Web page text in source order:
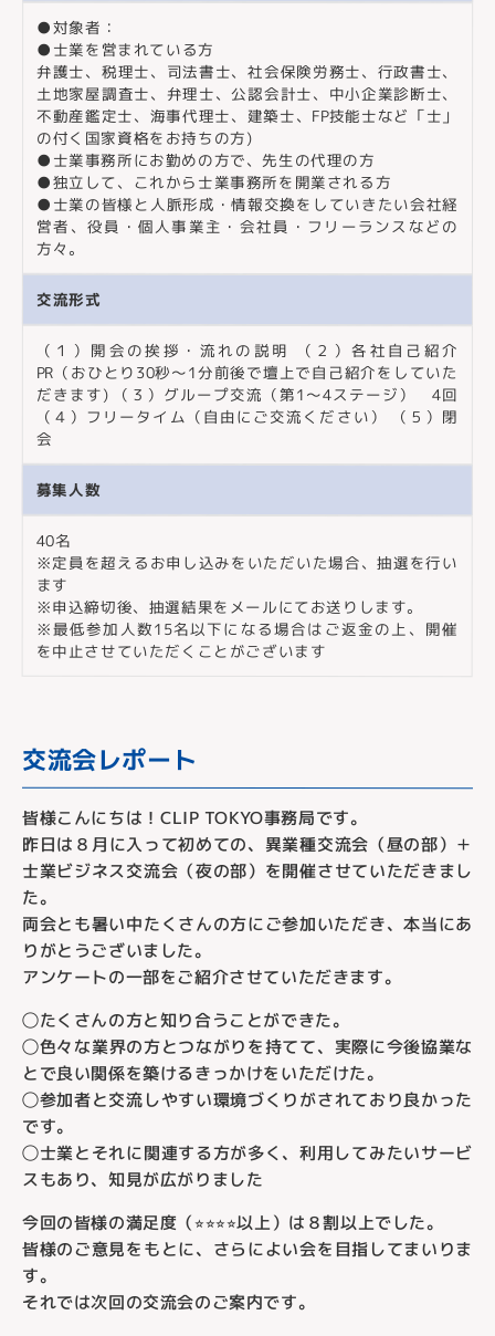
●対象者：
●士業を営まれている方
弁護士、税理士、司法書士、社会保険労務士、行政書士、
土地家屋調査士、弁理士、公認会計士、中小企業診断士、
不動産鑑定士、海事代理士、建築士、FP技能士など「士」
の付く国家資格をお持ちの方)
●士業事務所にお勤めの方で、先生の代理の方
●独立して、これから士業事務所を開業される方
●士業の皆様と人脈形成・情報交換をしていきたい会社経
営者、役員・個人事業主・会社員・フリーランスなどの
方々。
交流形式
（１）開会の挨拶・流れの説明 （２）各社自己紹介
PR（おひとり30秒〜1分前後で壇上で自己紹介をしていた
だきます) （３）グループ交流（第1〜4ステージ） 4回
（４）フリータイム（自由にご交流ください） （５）閉
会
募集人数
40名
※定員を超えるお申し込みをいただいた場合、抽選を行い
ます
※申込締切後、抽選結果をメールにてお送りします。
※最低参加人数15名以下になる場合はご返金の上、開催
を中止させていただくことがございます
交流会レポート
皆様こんにちは！CLIP TOKYO事務局です。
昨日は８月に入って初めての、異業種交流会（昼の部）＋
士業ビジネス交流会（夜の部）を開催させていただきまし
た。
両会とも暑い中たくさんの方にご参加いただき、本当にあ
りがとうございました。
アンケートの一部をご紹介させていただきます。
◯たくさんの方と知り合うことができた。
◯色々な業界の方とつながりを持てて、実際に今後協業な
とで良い関係を築けるきっかけをいただけた。
◯参加者と交流しやすい環境づくりがされており良かった
です。
◯士業とそれに関連する方が多く、利用してみたいサービ
スもあり、知見が広がりました
今回の皆様の満足度（⭐︎⭐︎⭐︎⭐︎以上）は８割以上でした。
皆様のご意見をもとに、さらによい会を目指してまいりま
す。
それでは次回の交流会のご案内です。